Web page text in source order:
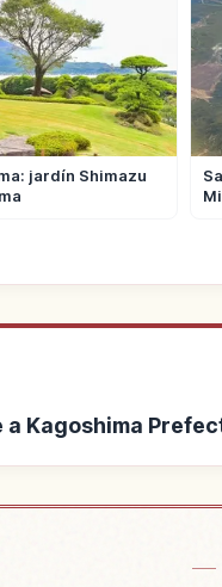
jardín Shimazu
a Kagoshima